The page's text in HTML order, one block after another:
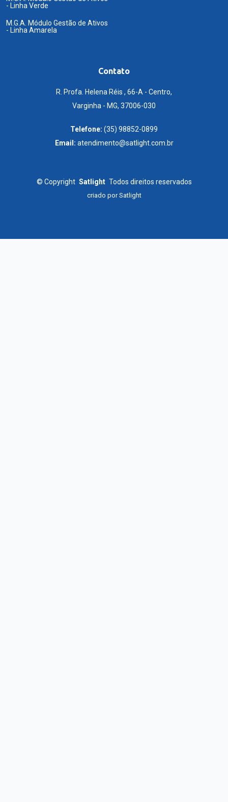
- Linha Verde
M.G.A. Módulo Gestão de Ativos
- Linha Amarela
Contato
R. Profa. Helena Réis , 66-A - Centro,
Varginha - MG, 37006-030
Telefone: (35) 98852-0899
Email: atendimento@satlight.com.br
© Copyright Satlight Todos direitos reservados
criado porSatlight